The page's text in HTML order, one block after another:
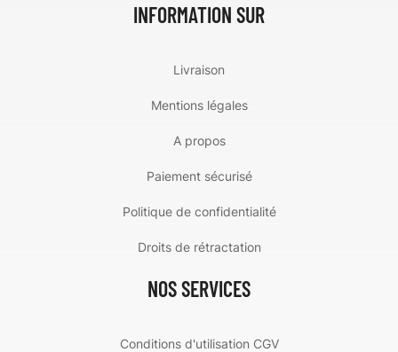
INFORMATION SUR
Livraison
Mentions légales
A propos
Paiement sécurisé
Politique de confidentialité
Droits de rétractation
NOS SERVICES
Conditions d'utilisation CGV